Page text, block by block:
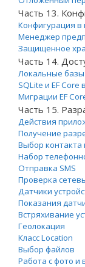
Часть 13.
Конфигурация в
Менеджер
Защищенное
Часть 14.
Локальные базы
SQLite и EF Core
Миграции EF
Часть 15.
Действия
Получение
Выбор контакта
Набор
Отправка SMS
Проверка
Датчики
Показания
Встряхивание
Геолокация
Класс Location
Выбор файлов
Работа с фото и